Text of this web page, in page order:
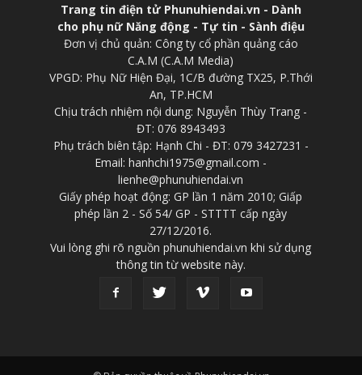
Trang tin điện tử Phunuhiendai.vn - Dành
cho phụ nữ Năng động - Tự tin - Sành điệu
Đơn vị chủ quản: Công ty cổ phần quảng cáo
C.A.M (C.A.M Media)
VPGD: Phụ Nữ Hiện Đại, 1C/B đường TX25, P.Thới
An, TP.HCM
Chịu trách nhiệm nội dung: Nguyễn Thùy Trang -
ĐT: 076 8943493
Phụ trách biên tập: Hạnh Chi - ĐT: 079 3427231 -
Email: hanhchi1975@gmail.com -
lienhe@phunuhiendai.vn
Giấy phép hoạt động: GP lần 1 năm 2010; Giấp
phép lần 2 - Số 54/ GP - STTTT cấp ngày
27/12/2016.
Vui lòng ghi rõ nguồn phunuhiendai.vn khi sử dụng
thông tin từ website này.